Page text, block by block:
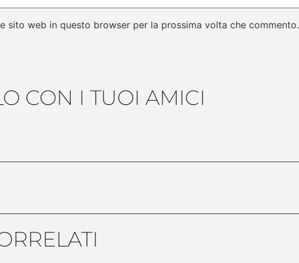
sito web in questo browser per la prossima volta che commento.
CON I TUOI AMICI